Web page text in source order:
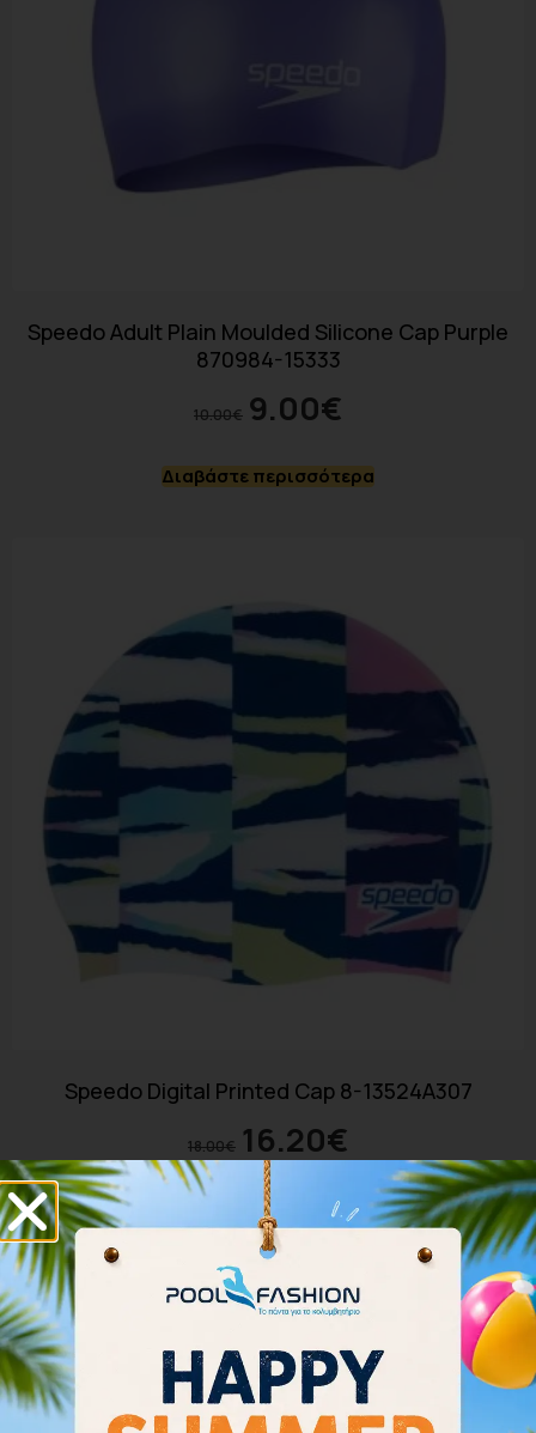
Speedo Adult Plain Moulded Silicone Cap Purple
870984-15333
10.00€ 9.00€
Διαβάστε περισσότερα
Speedo Digital Printed Cap 8-13524A307
18.00€ 16.20€
Προσθήκη στο καλάθι